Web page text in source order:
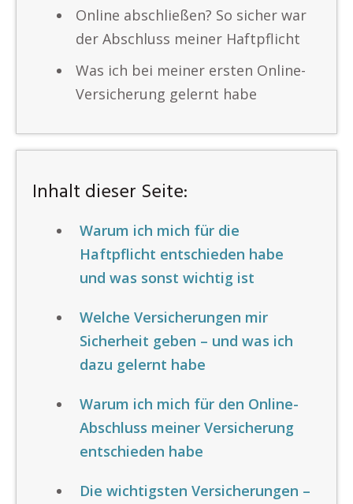
Online abschließen? So sicher war
der Abschluss meiner Haftpflicht
Was ich bei meiner ersten Online-
Versicherung gelernt habe
Inhalt dieser Seite:
Warum ich mich für die
Haftpflicht entschieden habe
und was sonst wichtig ist
Welche Versicherungen mir
Sicherheit geben – und was ich
dazu gelernt habe
Warum ich mich für den Online-
Abschluss meiner Versicherung
entschieden habe
Die wichtigsten Versicherungen –